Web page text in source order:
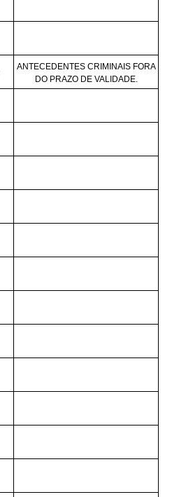
ANTECEDENTES CRIMINAIS FORA
DO PRAZO DE VALIDADE.